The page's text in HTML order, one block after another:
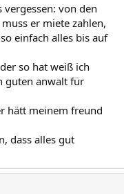
von den
er miete zahlen,
einfach alles bis auf
so hat weiß ich
guten anwalt für
hätt meinem freund
dass alles gut